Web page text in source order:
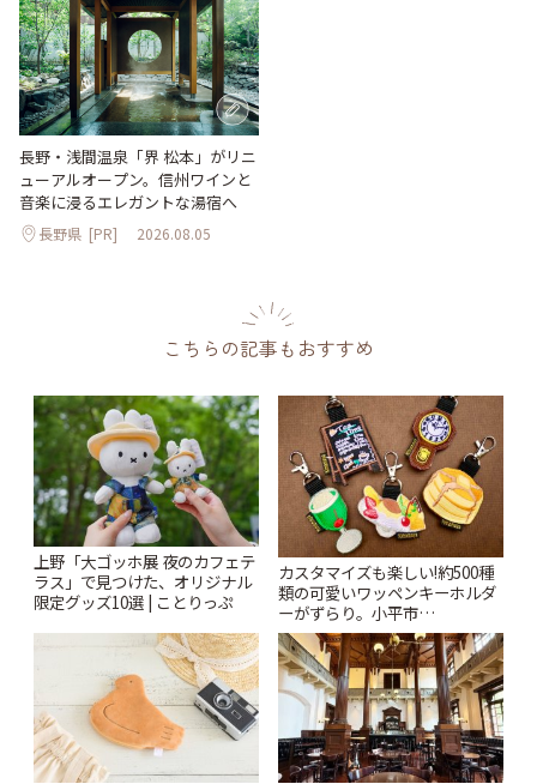
長野・浅間温泉「界 松本」がリニ
ューアルオープン。信州ワインと
音楽に浸るエレガントな湯宿へ
長野県 [PR] 2026.08.05
こちらの記事もおすすめ
上野「大ゴッホ展 夜のカフェテ
ラス」で見つけた、オリジナル
限定グッズ10選 | ことりっぷ
カスタマイズも楽しい!約500種
類の可愛いワッペンキーホルダ
ーがずらり。小平市
「Kimamaya T&K」 | ことりっ
ぷ